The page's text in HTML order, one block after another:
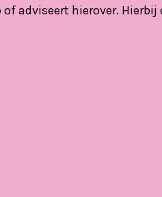
of adviseert hierover.